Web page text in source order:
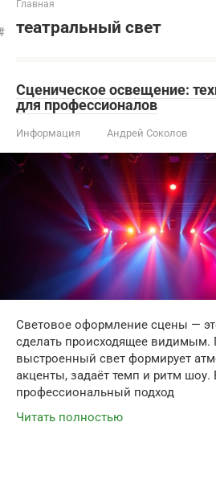
Главная
театральный свет
Сценическое освещение:
для профессионалов
Информация Андрей Соколов
Световое оформление сцены —
сделать происходящее видимым.
выстроенный свет формирует
акценты, задаёт темп и ритм шоу.
профессиональный подход
Читать полностью